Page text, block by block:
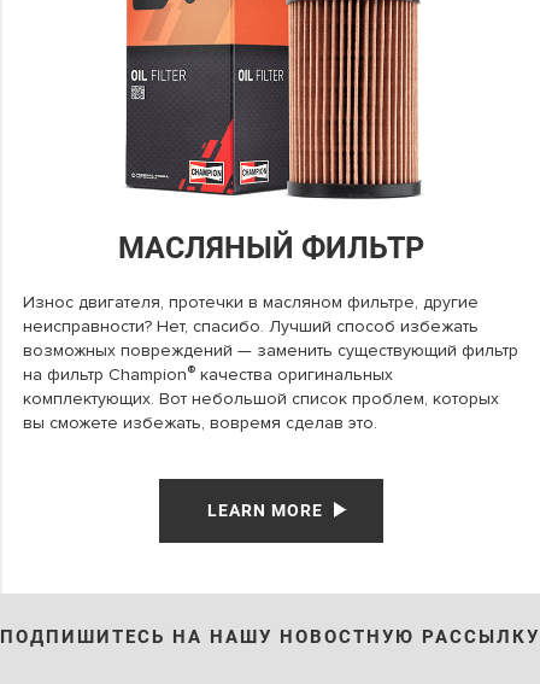
МАСЛЯНЫЙ ФИЛЬТР
Износ двигателя, протечки в масляном фильтре, другие
неисправности? Нет, спасибо. Лучший способ избежать
возможных повреждений — заменить существующий фильтр
на фильтр Champion® качества оригинальных
комплектующих. Вот небольшой список проблем, которых
вы сможете избежать, вовремя сделав это.
LEARN MORE
ПОДПИШИТЕСЬ НА НАШУ НОВОСТНУЮ РАССЫЛКУ